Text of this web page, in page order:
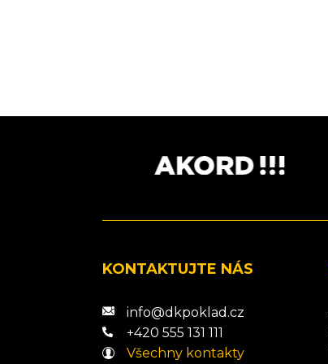
KONTAKTUJTE NÁS
info@dkpoklad.cz
+420 555 131 111
Všechny kontakty